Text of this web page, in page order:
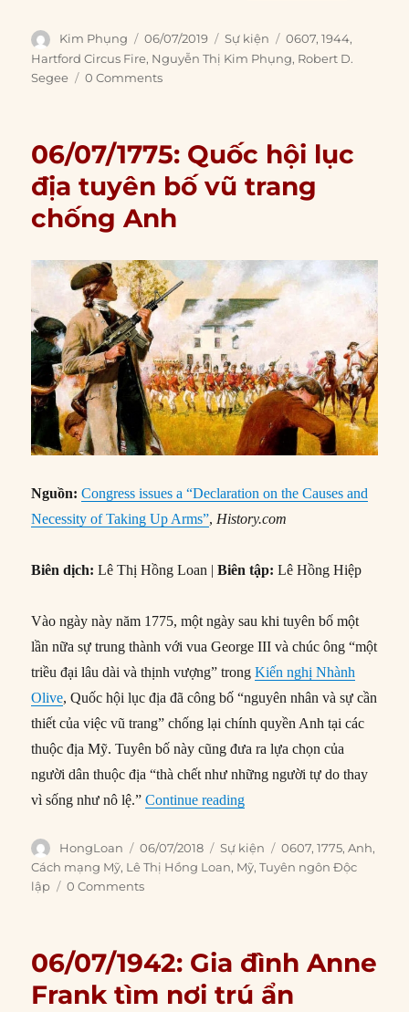
Author
Kim Phụng
Posted
on
06/07/2019 Categories
Sự kiện Tags
0607,1944,
Hartford Circus Fire, Nguyễn Thị Kim Phụng, Robert D.
Segee
0 Comments
06/07/1775: Quốc hội lục
địa tuyên bố vũ trang
chống Anh
Nguồn:Congress issues a “Declaration on the Causes and
Necessity of Taking Up Arms”, History.com
Biên dịch: Lê Thị Hồng Loan |Biên tập:Lê Hồng Hiệp
Vào ngày này năm 1775, một ngày sau khi tuyên bố một
lần nữa sự trung thành với vua George III và chúc ông “một
triều đại lâu dài và thịnh vượng” trongKiến ​​nghị Nhành
Olive, Quốc hội lục địa đã công bố “nguyên nhân và sự cần
thiết của việc vũ trang” chống lại chính quyền Anh tại các
thuộc địa Mỹ. Tuyên bố này cũng đưa ra lựa chọn của
người dân thuộc địa “thà chết như những người tự do thay
vì sống như nô lệ.”Continue reading“06/07/1775: Quốc hội lục
Author
HongLoan
Posted
on
06/07/2018 Categories
Sự kiện Tags
0607,1775,Anh,
Cách mạng Mỹ, Lê Thị Hồng Loan, Mỹ,Tuyên ngôn Độc
lập
0 Comments
06/07/1942: Gia đình Anne
Frank tìm nơi trú ẩn